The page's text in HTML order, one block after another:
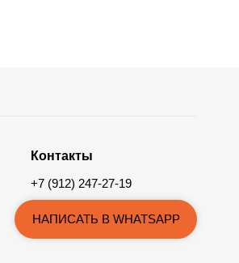
Контакты
+7 (912) 247-27-19
НАПИСАТЬ В WHATSAPP